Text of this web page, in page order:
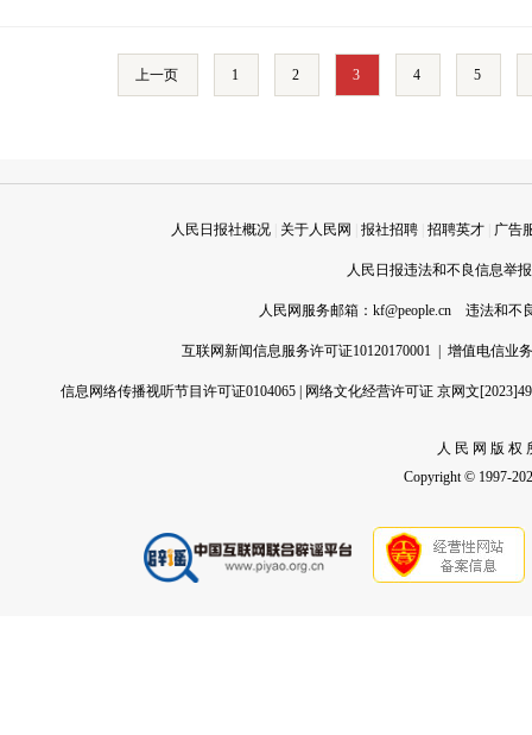
上一页 1 2 3 4 5
人民日报社概况 关于人民网 报社招聘 招聘英才 广告
人民日报违法和不良信息举
人民网服务邮箱： kf@people.cn 违法和不
互联网新闻信息服务许可证10120170001 增值电信业
信息网络传播视听节目许可证0104065 网络文化经营许可证 京网文
人 民 网 版 权
Copyright © 1997-